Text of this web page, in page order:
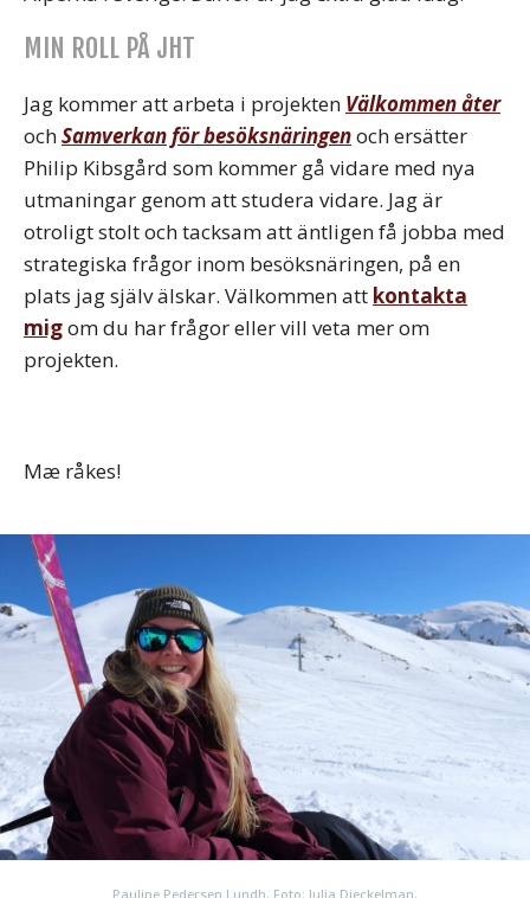
MIN ROLL PÅ JHT
Jag kommer att arbeta i projekten Välkommen åter
ochSamverkan för besöksnäringenoch ersätter
Philip Kibsgård som kommer gå vidare med nya
utmaningar genom att studera vidare. Jag är
otroligt stolt och tacksam att äntligen få jobba med
strategiska frågor inom besöksnäringen, på en
plats jag själv älskar. Välkommen att kontakta
migom du har frågor eller vill veta mer om
projekten.
Mæ råkes!
Pauline Pedersen Lundh. Foto: Julia Dieckelman.